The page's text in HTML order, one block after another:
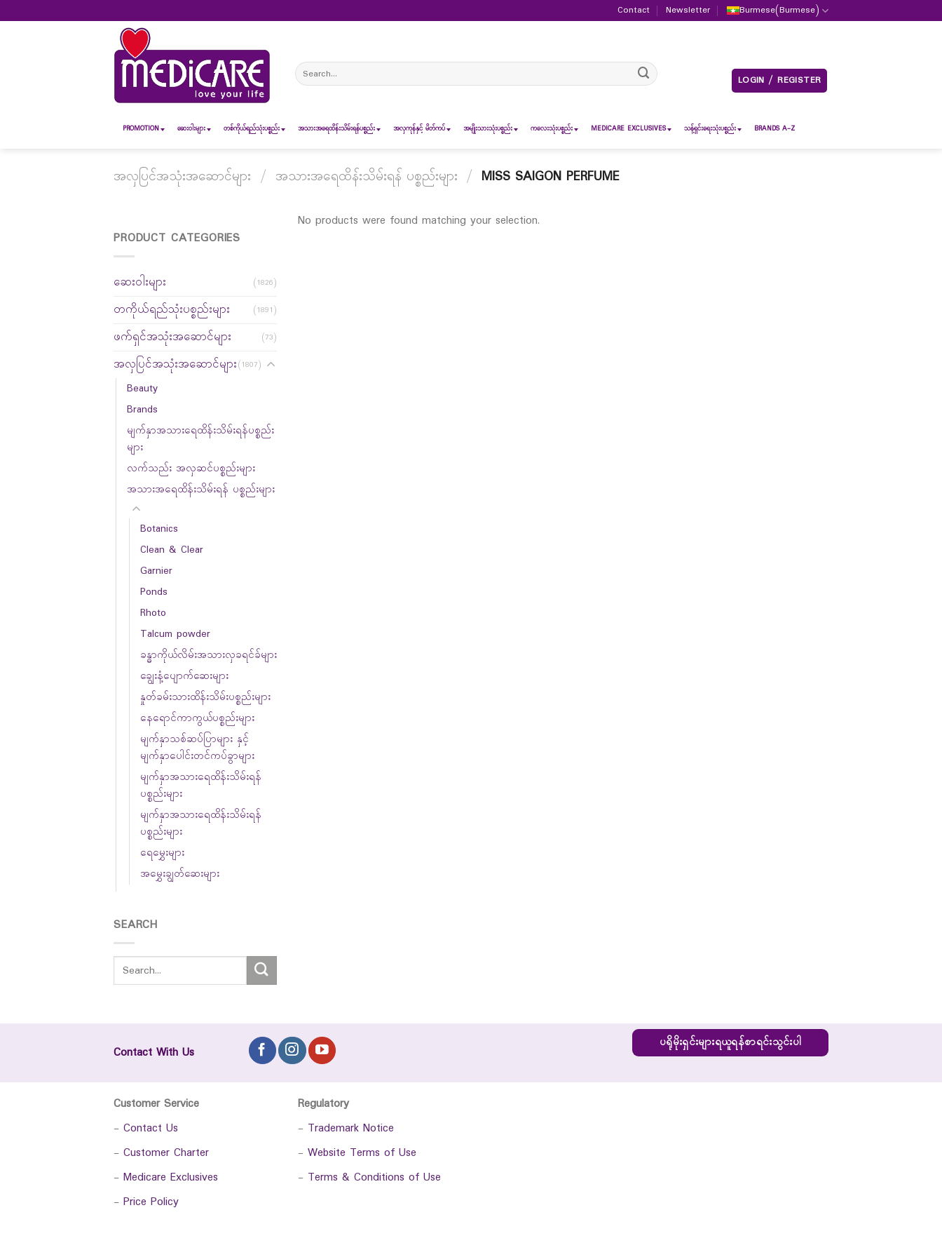
to
Contact Newsletter Burmese(Burmese)
Search
for:
LOGIN / REGISTER
PROMOTION ဆေး၀ါးများ တစ်ကိုယ်ရည်သုံးပစ္စည်း အသားအရေထိန်းသိမ်းရန်ပစ္စည်း အလှကုန်နှင့် မိတ်ကပ် အမျိုးသားသုံးပစ္စည်း ကလေးသုံးပစ္စည်း MEDICARE EXCLUSIVES သန့်ရှင်းရေးသုံးပစ္စည်း BRANDS A-Z
အလှပြင်အသုံးအဆောင်များ / အသားအရေထိန်းသိမ်းရန် ပစ္စည်းများ / MISS SAIGON PERFUME
PRODUCT CATEGORIES
ဆေးဝါးများ (1826)
တကိုယ်ရည်သုံးပစ္စည်းများ (1891)
ဖက်ရှင်အသုံးအဆောင်များ (73)
အလှပြင်အသုံးအဆောင်များ(1807)
Beauty
Brands
မျက်နှာအသားရေထိန်းသိမ်းရန်ပစ္စည်း
များ
လက်သည်း အလှဆင်ပစ္စည်းများ
အသားအရေထိန်းသိမ်းရန် ပစ္စည်းများ
Botanics
Clean & Clear
Garnier
Ponds
Rhoto
Talcum powder
ခန္ဓာကိုယ်လိမ်းအသားလှခရင်ခ်များ
ချွေးနံ့ပျောက်ဆေးများ
နှုတ်ခမ်းသားထိန်းသိမ်းပစ္စည်းများ
နေရောင်ကာကွယ်ပစ္စည်းများ
မျက်နှာသစ်ဆပ်ပြာများ နှင့်
မျက်နှာပေါင်းတင်ကပ်ခွာများ
မျက်နှာအသားရေထိန်းသိမ်းရန်
ပစ္စည်းများ
မျက်နှာအသားရေထိန်းသိမ်းရန်
ပစ္စည်းများ
ရေမွှေးများ
အမွှေးချွတ်ဆေးများ
SEARCH
No products were found matching your selection.
Contact With Us
ပရိုမိုးရှင်းများရယူရန်စာရင်းသွင်းပါ
Customer Service
- Contact Us
- Customer Charter
- Medicare Exclusives
- Price Policy
Regulatory
- Trademark Notice
- Website Terms of Use
- Terms & Conditions of Use